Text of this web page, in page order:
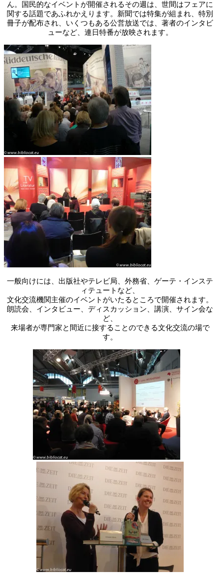
ん。国民的なイベントが開催されるその週は、世間はフェアに
関する話題であふれかえります。新聞では特集が組まれ、特別
冊子が配布され、いくつもある公営放送では、著者のインタビ
ューなど、連日特番が放映されます。
一般向けには、出版社やテレビ局、外務省、ゲーテ・インステ
ィテュートなど、
文化交流機関主催のイベントがいたるところで開催されます。
朗読会、インタビュー、ディスカッション、講演、サイン会な
ど、
来場者が専門家と間近に接することのできる文化交流の場で
す。